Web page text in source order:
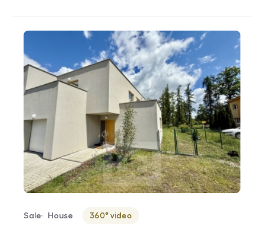
Offer type
Sale
Property type
House
Virtuální prohlídka
360° video